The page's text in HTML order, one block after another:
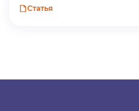
Статья